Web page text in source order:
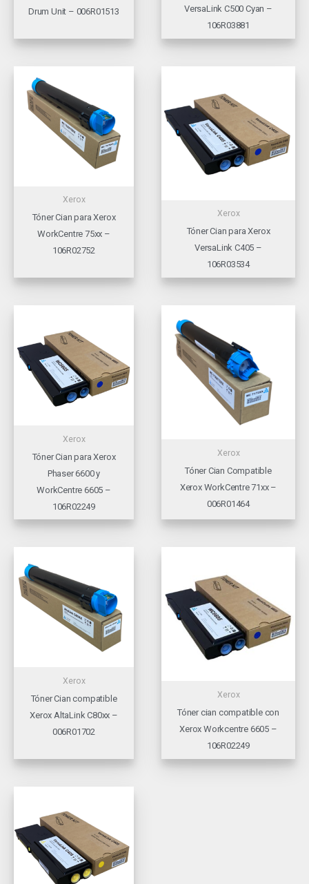
Drum Unit – 006R01513
VersaLink C500 Cyan –
106R03881
Xerox
Tóner Cian para Xerox
WorkCentre 75xx –
106R02752
Xerox
Tóner Cian para Xerox
VersaLink C405 –
106R03534
Xerox
Tóner Cian para Xerox
Phaser 6600 y
WorkCentre 6605 –
106R02249
Xerox
Tóner Cian Compatible
Xerox WorkCentre 71xx –
006R01464
Xerox
Tóner Cian compatible
Xerox AltaLink C80xx –
006R01702
Xerox
Tóner cian compatible con
Xerox Workcentre 6605 –
106R02249